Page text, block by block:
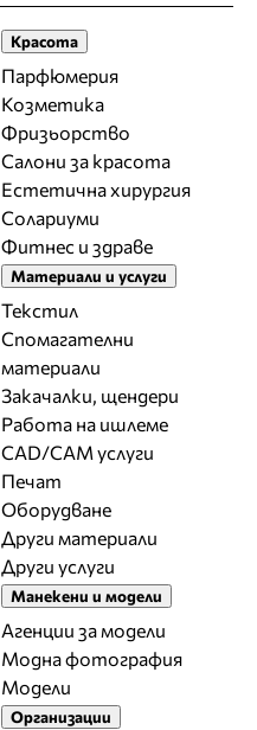
Красота
Парфюмерия
Козметика
Фризьорство
Салони за красота
Естетична хирургия
Солариуми
Фитнес и здраве
Материали и услуги
Текстил
Спомагателни
материали
Закачалки, щендери
Работа на ишлеме
CAD/CAM услуги
Печат
Оборудване
Други материали
Други услуги
Манекени и модели
Агенции за модели
Модна фотография
Модели
Организации